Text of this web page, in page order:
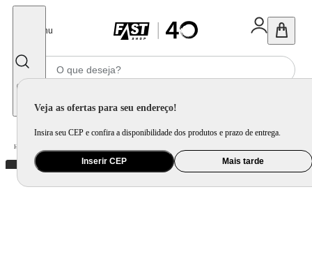
Menu
Veja as ofertas para seu endereço!
Insira seu CEP e confira a disponibilidade dos produtos e prazo de entrega.
Inserir CEP Mais tarde
Home